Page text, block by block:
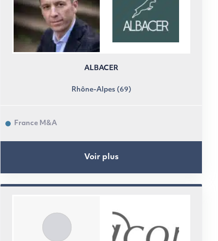
ALBACER
Rhône-Alpes (69)
France M&A
Voir plus